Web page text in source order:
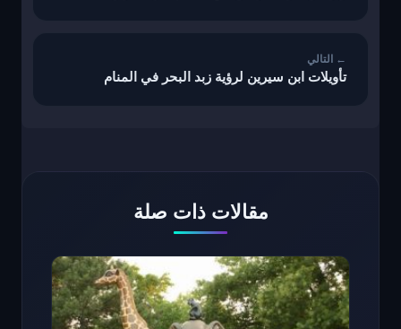
تأويلات ابن سيرين لرؤية زبد البحر في المنام
مقالات ذات صلة